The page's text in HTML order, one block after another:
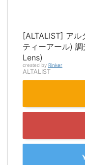
[ALTALIST] アル
ティーアール)
Lens)
created by Rinker
ALTALIST